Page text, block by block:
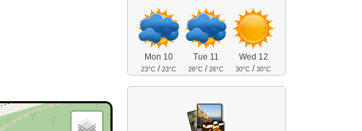
Mon 10
23°C /23°C
Tue 11
26°C /26°C
Wed 12
30°C /30°C